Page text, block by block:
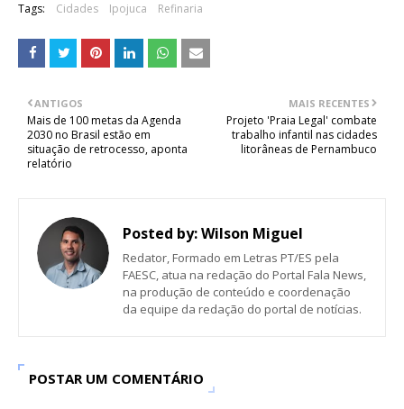
Tags: Cidades Ipojuca Refinaria
MAIS RECENTES
Projeto 'Praia Legal' combate
trabalho infantil nas cidades
litorâneas de Pernambuco
ANTIGOS
Mais de 100 metas da Agenda
2030 no Brasil estão em
situação de retrocesso, aponta
relatório
Posted by:Wilson Miguel
Redator, Formado em Letras PT/ES pela
FAESC, atua na redação do Portal Fala News,
na produção de conteúdo e coordenação
da equipe da redação do portal de notícias.
POSTAR UM COMENTÁRIO